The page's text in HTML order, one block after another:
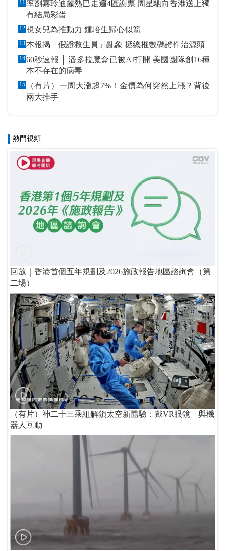
11率劉嘉玲迪麗熱巴走遍4區謝票 周星馳向香港送上獨
有結局彩蛋
12 視女兒為推動力 鍾培生歸心似箭
13 本報揭「假證救生員」亂象 拯總推數碼證件治源頭
1460秒速報 │ 潘多拉魔盒已被AI打開 美國團隊創16種
本不存在的病毒
15
（有片）一周大漲超7%！金價為何突然上漲？背後
兩大推手
熱門視頻
回放｜香港首個五年規劃及2026施政報告地區諮詢會（第
二場）
（有片）神二十三乘組解鎖太空新體驗：戴VR眼鏡 與機
器人互動